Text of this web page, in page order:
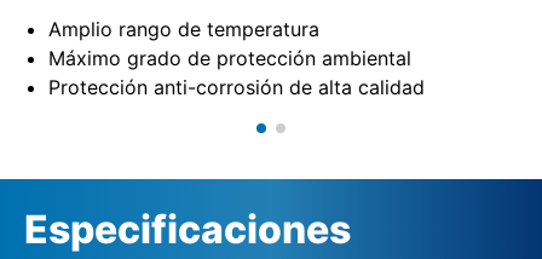
Amplio rango de temperatura
Máximo grado de protección ambiental
Protección anti-corrosión de alta calidad
Especificaciones